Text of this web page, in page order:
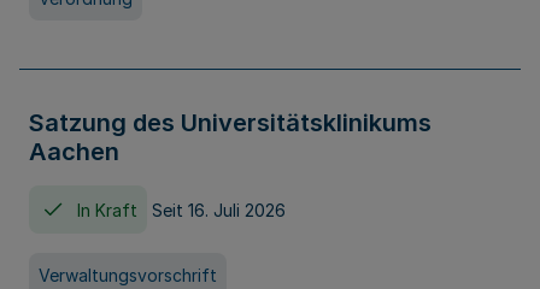
Satzung des Universitätsklinikums
Aachen
In Kraft Seit 16. Juli 2026
Verwaltungsvorschrift